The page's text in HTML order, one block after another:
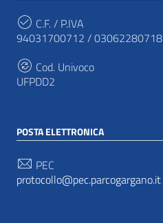
C.F. / P.IVA
94031700712 / 03062280718
Cod. Univoco
UFPDD2
POSTA ELETTRONICA
PEC
protocollo@pec.parcogargano.it